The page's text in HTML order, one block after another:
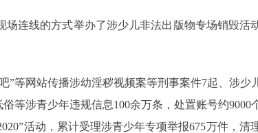
连线的方式举办了涉少儿非法出版物专场销毁活
”等网站传播涉幼淫秽视频案等刑事案件7起、涉少
等涉青少年违规信息100余万条，处置账号约
活动，累计受理涉青少年专项举报675万件，